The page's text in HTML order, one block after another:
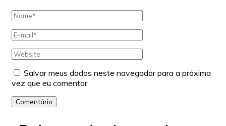
Salvar meus dados neste navegador para a próxima
vez que eu comentar.
Comentário